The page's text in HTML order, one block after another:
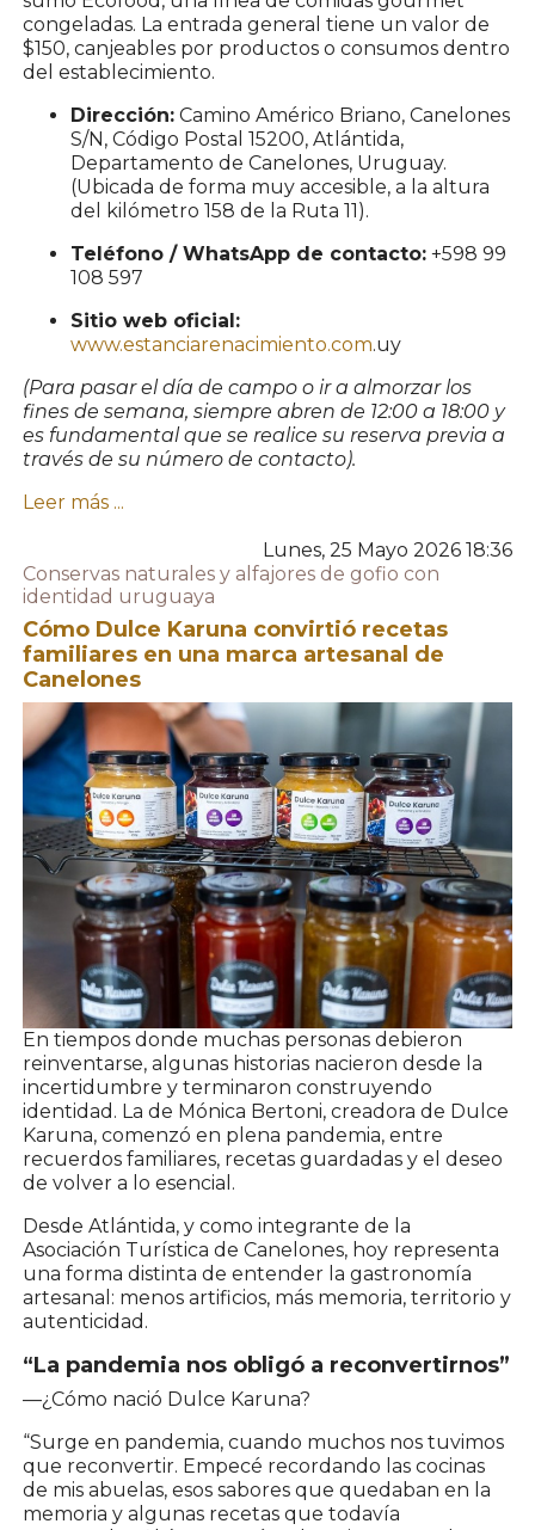
congeladas. La entrada general tiene un valor de
$150, canjeables por productos o consumos dentro
del establecimiento.
Dirección: Camino Américo Briano, Canelones
S/N, Código Postal 15200, Atlántida,
Departamento de Canelones, Uruguay.
(Ubicada de forma muy accesible, a la altura
del kilómetro 158 de la Ruta 11).
Teléfono / WhatsApp de contacto: +598 99
108 597
Sitio web oficial:
www.estanciarenacimiento.com.uy
(Para pasar el día de campo o ir a almorzar los
fines de semana, siempre abren de 12:00 a 18:00 y
es fundamental que se realice su reserva previa a
través de su número de contacto).
Leer más ...
Lunes, 25 Mayo 2026 18:36
Conservas naturales y alfajores de gofio con
identidad uruguaya
Cómo Dulce Karuna convirtió recetas
familiares en una marca artesanal de
Canelones
En tiempos donde muchas personas debieron
reinventarse, algunas historias nacieron desde la
incertidumbre y terminaron construyendo
identidad. La de Mónica Bertoni, creadora de Dulce
Karuna, comenzó en plena pandemia, entre
recuerdos familiares, recetas guardadas y el deseo
de volver a lo esencial.
Desde Atlántida, y como integrante de la
Asociación Turística de Canelones, hoy representa
una forma distinta de entender la gastronomía
artesanal: menos artificios, más memoria, territorio y
autenticidad.
“La pandemia nos obligó a reconvertirnos”
—¿Cómo nació Dulce Karuna?
“Surge en pandemia, cuando muchos nos tuvimos
que reconvertir. Empecé recordando las cocinas
de mis abuelas, esos sabores que quedaban en la
memoria y algunas recetas que todavía